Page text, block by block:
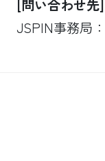
[問い合わせ先]
JSPIN事務局：